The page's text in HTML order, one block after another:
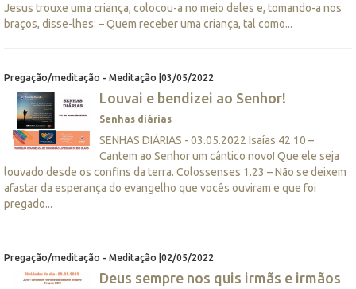
Jesus trouxe uma criança, colocou-a no meio deles e, tomando-a nos
braços, disse-lhes: – Quem receber uma criança, tal como...
Pregação/meditação - Meditação |03/05/2022
Louvai e bendizei ao Senhor!
Senhas diárias
SENHAS DIÁRIAS - 03.05.2022 Isaías 42.10 –
Cantem ao Senhor um cântico novo! Que ele seja
louvado desde os confins da terra. Colossenses 1.23 – Não se deixem
afastar da esperança do evangelho que vocês ouviram e que foi
pregado...
Pregação/meditação - Meditação |02/05/2022
Deus sempre nos quis irmãs e irmãos